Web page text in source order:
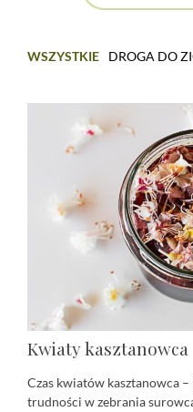
WSZYSTKIE DROGA DO
Kwiaty kasztanowca
Czas kwiatów kasztanowca
trudności w zebrania